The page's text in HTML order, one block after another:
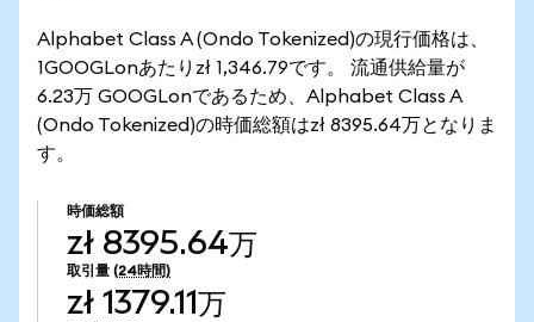
Alphabet Class A (Ondo Tokenized)の現行価格は、
1GOOGLonあたりzł 1,346.79です。 流通供給量が
6.23万 GOOGLonであるため、Alphabet Class A
(Ondo Tokenized)の時価総額はzł 8395.64万となりま
す。
時価総額
zł 8395.64万
取引量 (24時間)
zł 1379.11万